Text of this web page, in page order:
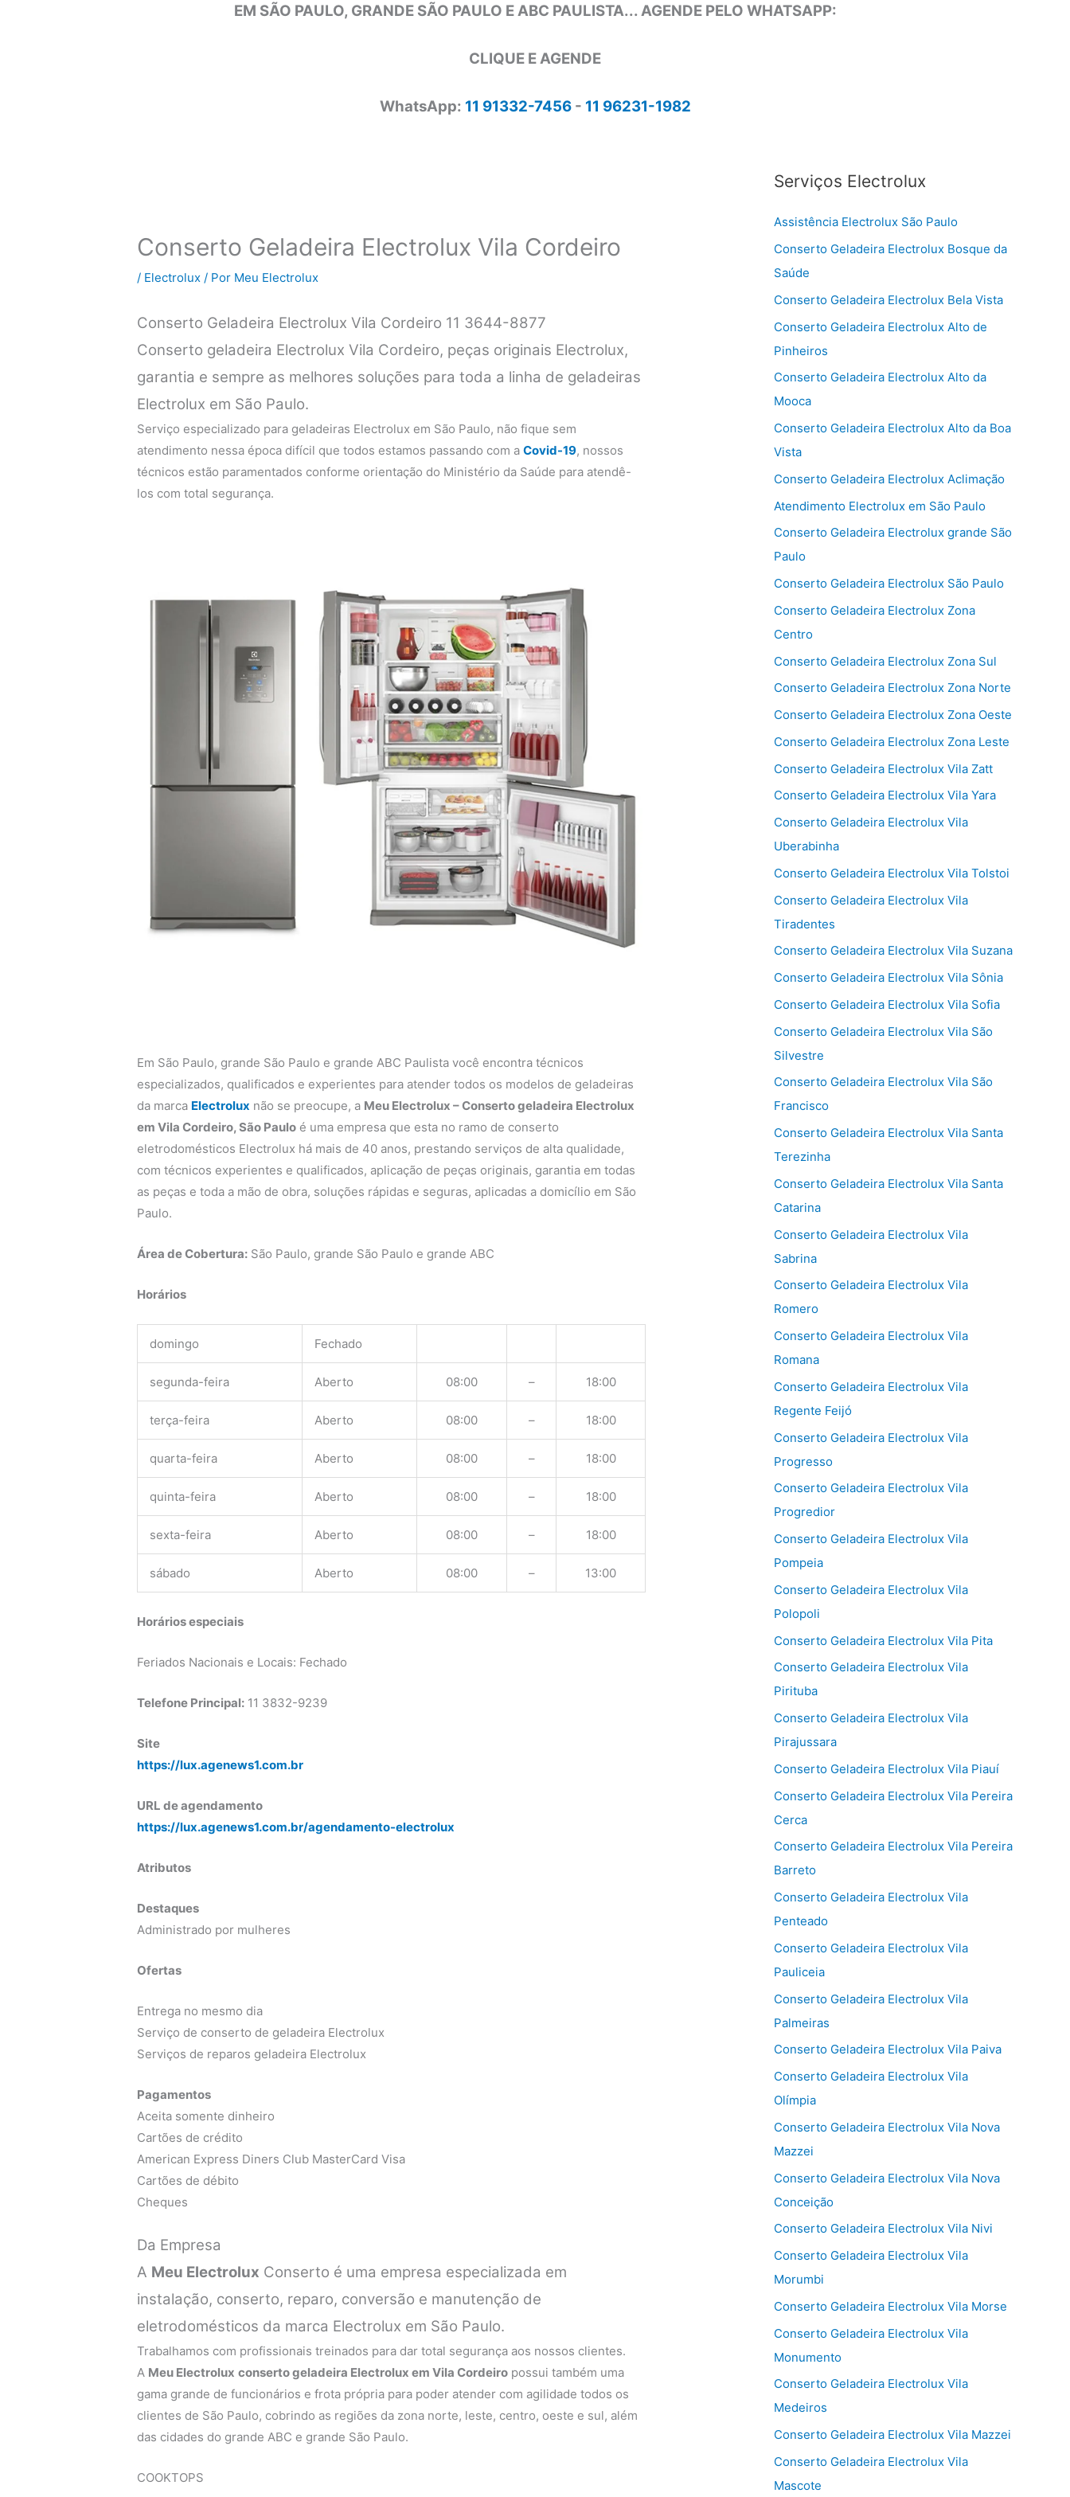
EM SÃO PAULO, GRANDE SÃO PAULO E ABC PAULISTA... AGENDE PELO WHATSAPP:
CLIQUE E AGENDE
WhatsApp: 11 91332-7456- 11 96231-1982
Conserto Geladeira Electrolux Vila Cordeiro
/ Electrolux / Por Meu Electrolux
Conserto Geladeira Electrolux Vila Cordeiro 11 3644-8877
Conserto geladeira Electrolux Vila Cordeiro, peças originais Electrolux,
garantia e sempre as melhores soluções para toda a linha de geladeiras
Electrolux em São Paulo.
Serviço especializado para geladeiras Electrolux em São Paulo, não fique sem
atendimento nessa época difícil que todos estamos passando com aCovid-19, nossos
técnicos estão paramentados conforme orientação do Ministério da Saúde para atendê-
los com total segurança.
Em São Paulo, grande São Paulo e grande ABC Paulista você encontra técnicos
especializados, qualificados e experientes para atender todos os modelos de geladeiras
da marca Electrolux não se preocupe, a Meu Electrolux – Conserto geladeira Electrolux
em Vila Cordeiro, São Paulo é uma empresa que esta no ramo de conserto
eletrodomésticos Electrolux há mais de 40 anos, prestando serviços de alta qualidade,
com técnicos experientes e qualificados, aplicação de peças originais, garantia em todas
as peças e toda a mão de obra, soluções rápidas e seguras, aplicadas a domicílio em São
Paulo.
Área de Cobertura: São Paulo, grande São Paulo e grande ABC
Horários
domingo Fechado
segunda-feira Aberto 08:00 – 18:00
terça-feira Aberto 08:00 – 18:00
quarta-feira Aberto 08:00 – 18:00
quinta-feira Aberto 08:00 – 18:00
sexta-feira Aberto 08:00 – 18:00
sábado Aberto 08:00 – 13:00
Horários especiais
Feriados Nacionais e Locais: Fechado
Telefone Principal: 11 3832-9239
Site
https://lux.agenews1.com.br
URL de agendamento
https://lux.agenews1.com.br/agendamento-electrolux
Atributos
Destaques
Administrado por mulheres
Ofertas
Entrega no mesmo dia
Serviço de conserto de geladeira Electrolux
Serviços de reparos geladeira Electrolux
Pagamentos
Aceita somente dinheiro
Cartões de crédito
American Express Diners Club MasterCard Visa
Cartões de débito
Cheques
Da Empresa
A Meu Electrolux Conserto é uma empresa especializada em
instalação, conserto, reparo, conversão e manutenção de
eletrodomésticos da marca Electrolux em São Paulo.
Trabalhamos com profissionais treinados para dar total segurança aos nossos clientes.
A Meu Electrolux conserto geladeira Electrolux em Vila Cordeiro possui também uma
gama grande de funcionários e frota própria para poder atender com agilidade todos os
clientes de São Paulo, cobrindo as regiões da zona norte, leste, centro, oeste e sul, além
das cidades do grande ABC e grande São Paulo.
COOKTOPS
Serviços Electrolux
Assistência Electrolux São Paulo
Conserto Geladeira Electrolux Bosque da
Saúde
Conserto Geladeira Electrolux Bela Vista
Conserto Geladeira Electrolux Alto de
Pinheiros
Conserto Geladeira Electrolux Alto da
Mooca
Conserto Geladeira Electrolux Alto da Boa
Vista
Conserto Geladeira Electrolux Aclimação
Atendimento Electrolux em São Paulo
Conserto Geladeira Electrolux grande São
Paulo
Conserto Geladeira Electrolux São Paulo
Conserto Geladeira Electrolux Zona
Centro
Conserto Geladeira Electrolux Zona Sul
Conserto Geladeira Electrolux Zona Norte
Conserto Geladeira Electrolux Zona Oeste
Conserto Geladeira Electrolux Zona Leste
Conserto Geladeira Electrolux Vila Zatt
Conserto Geladeira Electrolux Vila Yara
Conserto Geladeira Electrolux Vila
Uberabinha
Conserto Geladeira Electrolux Vila Tolstoi
Conserto Geladeira Electrolux Vila
Tiradentes
Conserto Geladeira Electrolux Vila Suzana
Conserto Geladeira Electrolux Vila Sônia
Conserto Geladeira Electrolux Vila Sofia
Conserto Geladeira Electrolux Vila São
Silvestre
Conserto Geladeira Electrolux Vila São
Francisco
Conserto Geladeira Electrolux Vila Santa
Terezinha
Conserto Geladeira Electrolux Vila Santa
Catarina
Conserto Geladeira Electrolux Vila
Sabrina
Conserto Geladeira Electrolux Vila
Romero
Conserto Geladeira Electrolux Vila
Romana
Conserto Geladeira Electrolux Vila
Regente Feijó
Conserto Geladeira Electrolux Vila
Progresso
Conserto Geladeira Electrolux Vila
Progredior
Conserto Geladeira Electrolux Vila
Pompeia
Conserto Geladeira Electrolux Vila
Polopoli
Conserto Geladeira Electrolux Vila Pita
Conserto Geladeira Electrolux Vila
Pirituba
Conserto Geladeira Electrolux Vila
Pirajussara
Conserto Geladeira Electrolux Vila Piauí
Conserto Geladeira Electrolux Vila Pereira
Cerca
Conserto Geladeira Electrolux Vila Pereira
Barreto
Conserto Geladeira Electrolux Vila
Penteado
Conserto Geladeira Electrolux Vila
Pauliceia
Conserto Geladeira Electrolux Vila
Palmeiras
Conserto Geladeira Electrolux Vila Paiva
Conserto Geladeira Electrolux Vila
Olímpia
Conserto Geladeira Electrolux Vila Nova
Mazzei
Conserto Geladeira Electrolux Vila Nova
Conceição
Conserto Geladeira Electrolux Vila Nivi
Conserto Geladeira Electrolux Vila
Morumbi
Conserto Geladeira Electrolux Vila Morse
Conserto Geladeira Electrolux Vila
Monumento
Conserto Geladeira Electrolux Vila
Medeiros
Conserto Geladeira Electrolux Vila Mazzei
Conserto Geladeira Electrolux Vila
Mascote